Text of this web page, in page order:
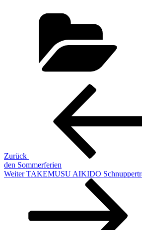
Beitragsnavigation
Zurück
den Sommerferien
Nächster
Weiter TAKEMUSU AIKIDO